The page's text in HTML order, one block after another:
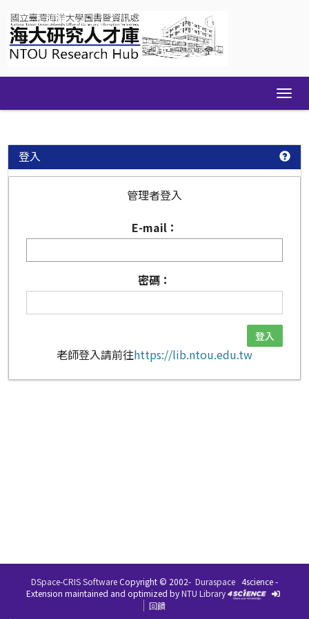
navigation
登入
管理者登入
E-mail：
密碼：
老師登入請前往https://lib.ntou.edu.tw
DSpace-CRIS SoftwareCopyright © 2002- Duraspace 4science -
Extension maintained and optimized byNTU Library
回饋